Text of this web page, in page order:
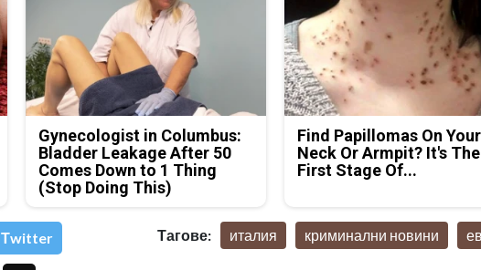
Gynecologist in Columbus:
Bladder Leakage After 50
Comes Down to 1 Thing
(Stop Doing This)
Find Papillomas On Your
Neck Or Armpit? It's The
First Stage Of...
Тwitter Тагове: италия криминални новини